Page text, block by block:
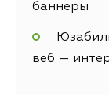
баннеры
веб —